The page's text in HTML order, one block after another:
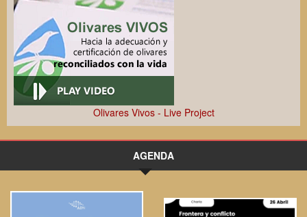
Olivares Vivos - Live Project
AGENDA